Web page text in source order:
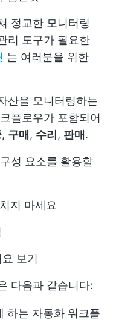
정교한 모니터링
리 도구가 필요한
는 여러분을 위한
산을 모니터링하는
플로우가 포함되어
, 구매, 수리, 판매.
성 요소를 활용할
지 마세요
보기
다음과 같습니다:
하는 자동화 워크플